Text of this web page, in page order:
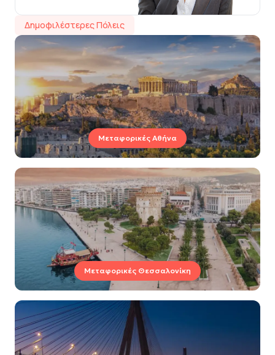
Δημοφιλέστερες Πόλεις
Μεταφορικές Αθήνα
Μεταφορικές Θεσσαλονίκη